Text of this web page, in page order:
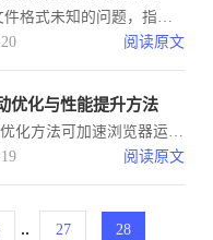
阅读原文
优化与性能提升方法
阅读原文
.. 27 28